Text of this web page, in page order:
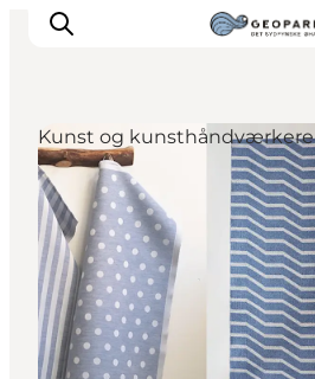
Kunst og kunsthåndværkere